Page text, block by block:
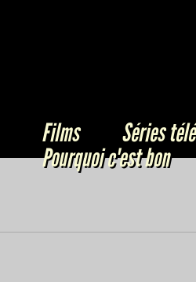
Films Séries télé
Pourquoi c'est bon